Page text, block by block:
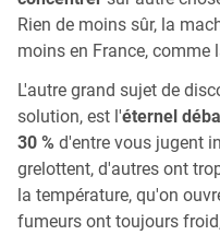
Rien de moins sûr, la
moins en France, comme
L'autre grand sujet de
solution, est l'éternel
30 % d'entre vous jugent
grelottent, d'autres ont
la température, qu'on
fumeurs ont toujours